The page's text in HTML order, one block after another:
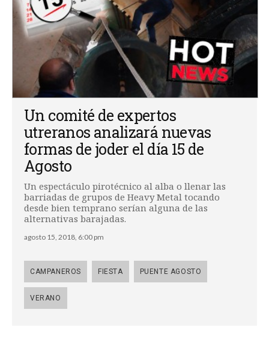
Un comité de expertos
utreranos analizará nuevas
formas de joder el día 15 de
Agosto
Un espectáculo pirotécnico al alba o llenar las
barriadas de grupos de Heavy Metal tocando
desde bien temprano serían alguna de las
alternativas barajadas.
agosto 15, 2018, 6:00 pm
CAMPANEROS FIESTA PUENTE AGOSTO
VERANO